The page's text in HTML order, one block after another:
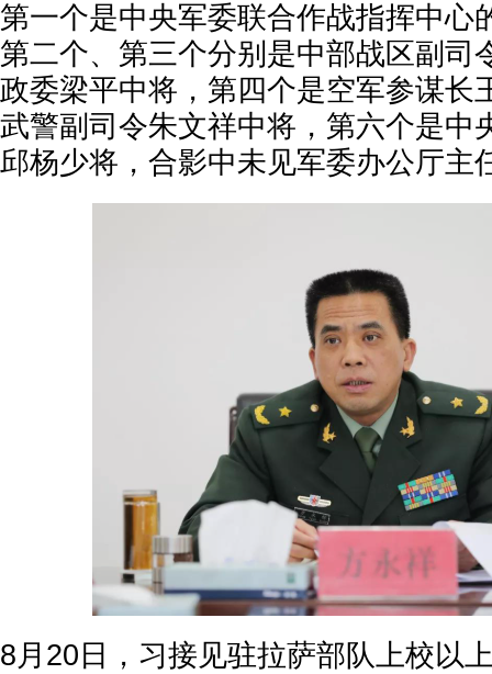
第一个是中央军委联合作战指挥中心
第二个、第三个分别是中部战区副司
政委梁平中将，第四个是空军参谋长
武警副司令朱文祥中将，第六个是中
邱杨少将，合影中未见军委办公厅主
8月20日，习接见驻拉萨部队上校以